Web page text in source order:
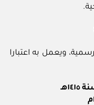
ويعمل به اعتبارا